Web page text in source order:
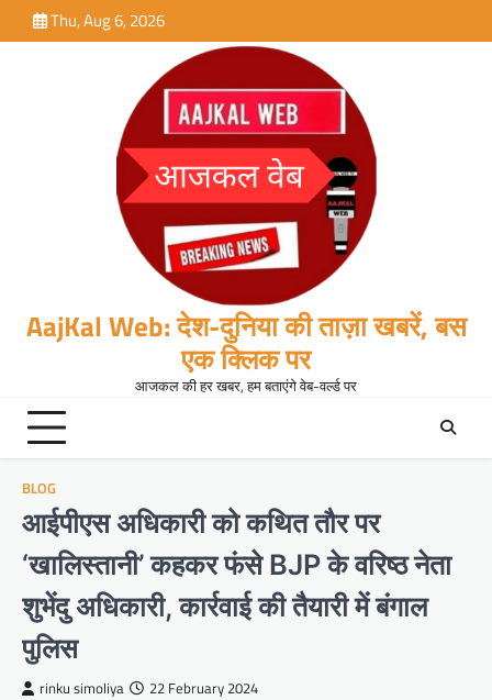
to
Thu, Aug 6, 2026
AajKal Web: देश-दुनिया की ताज़ा खबरें, बस
एक क्लिक पर
आजकल की हर खबर, हम बताएंगे वेब-वर्ल्ड पर
BLOG
आईपीएस अधिकारी को कथित तौर पर
‘खालिस्तानी’ कहकर फंसे BJP के वरिष्ठ नेता
शुभेंदु अधिकारी, कार्रवाई की तैयारी में बंगाल
पुलिस
rinku simoliya 22 February 2024